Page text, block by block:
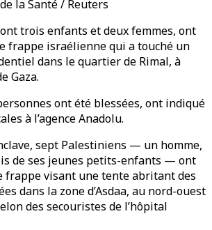
la Santé / Reuters
trois enfants et deux femmes, ont
frappe israélienne qui a touché un
dans le quartier de Rimal, à
Gaza.
ont été blessées, ont indiqué
à l’agence Anadolu.
sept Palestiniens — un homme,
de ses jeunes petits-enfants — ont
frappe visant une tente abritant des
dans la zone d’Asdaa, au nord-ouest
des secouristes de l’hôpital